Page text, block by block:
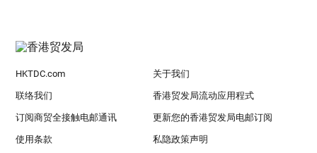
HKTDC.com 关于我们
联络我们 香港贸发局流动应用程式
订阅商贸全接触电邮通讯 更新您的香港贸发局电邮订阅
使用条款 私隐政策声明